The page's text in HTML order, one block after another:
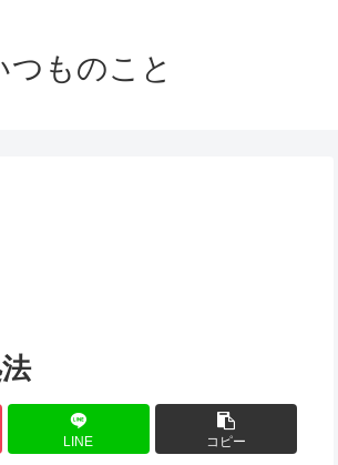
つものこと
LINE コピー